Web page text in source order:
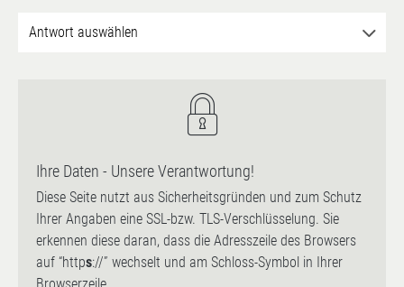
Ihre Daten - Unsere Verantwortung!
Diese Seite nutzt aus Sicherheitsgründen und zum Schutz
Ihrer Angaben eine SSL-bzw. TLS-Verschlüsselung. Sie
erkennen diese daran, dass die Adresszeile des Browsers
auf “https://” wechselt und am Schloss-Symbol in Ihrer